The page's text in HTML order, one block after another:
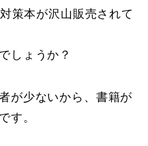
策本が沢山販売されて
しょうか？
が少ないから、書籍が
す。